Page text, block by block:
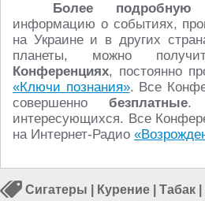
Более подробную
информацию о событиях,
на Украине и в других
планеты, можно
Конференциях, постоянно
«Ключи познания». Все
совершенно безплатные.
интересующихся. Все
на Интернет-Радио
Сигатеры Курение Табак